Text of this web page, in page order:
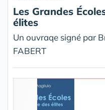
Les Grandes
élites
Un ouvraqe signé par
FABERT